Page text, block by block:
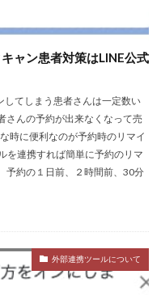
ャン患者対策はLINE公式
てしまう患者さんは一定数い
さんの予約が出来なくなって売
時に便利なのが予約時のリマイ
を連携すれば簡単に予約のリマ
予約の１日前、２時間前、30分
外部連携ツールについて